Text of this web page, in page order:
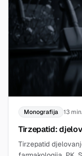
Monografija 13 min.
Tirzepatid:
Tirzepatid